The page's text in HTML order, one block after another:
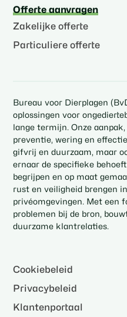
Offerte aanvragen
Zakelijke offerte
Particuliere offerte
Bureau voor Dierplagen
oplossingen voor
lange termijn. Onze aanpak,
preventie, wering en
gifvrij en duurzaam, maar
ernaar de specifieke
begrijpen en op maat
rust en veiligheid brengen
privéomgevingen. Met een
problemen bij de bron,
duurzame klantrelaties.
Cookiebeleid
Privacybeleid
Klantenportaal